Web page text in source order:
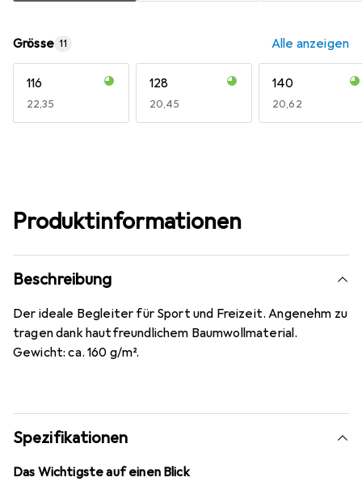
Grösse 11 Alle anzeigen
116
EUR
22,35
128
EUR
20,45
140
EUR
20,62
Produktinformationen
Beschreibung
Der ideale Begleiter für Sport und Freizeit. Angenehm zu
tragen dank hautfreundlichem Baumwollmaterial.
Gewicht: ca. 160 g/m².
Spezifikationen
Das Wichtigste auf einen Blick